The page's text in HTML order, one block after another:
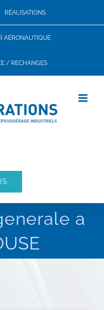
RÉALISATIONS
AÉRONAUTIQUE
/ RECHANGES
a